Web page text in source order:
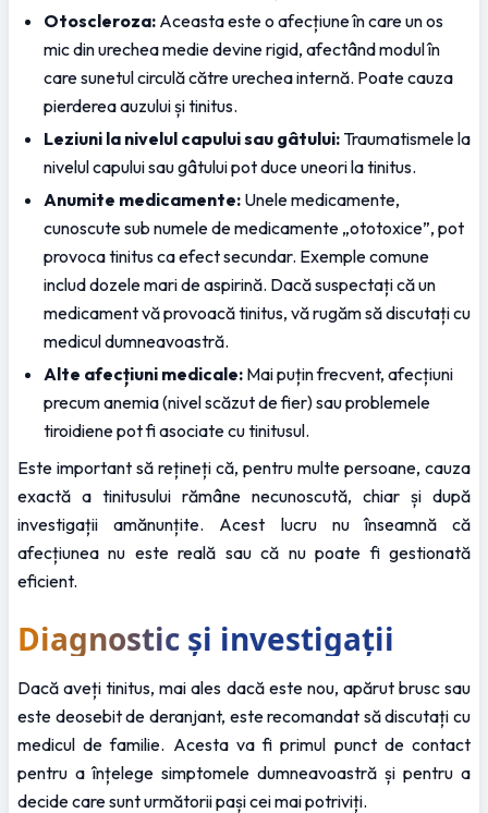
Otoscleroza: Aceasta este o afecțiune în care un os
mic din urechea medie devine rigid, afectând modul în
care sunetul circulă către urechea internă. Poate cauza
pierderea auzului și tinitus.
Leziuni la nivelul capului sau gâtului: Traumatismele la
nivelul capului sau gâtului pot duce uneori la tinitus.
Anumite medicamente: Unele medicamente,
cunoscute sub numele de medicamente „ototoxice”, pot
provoca tinitus ca efect secundar. Exemple comune
includ dozele mari de aspirină. Dacă suspectați că un
medicament vă provoacă tinitus, vă rugăm să discutați cu
medicul dumneavoastră.
Alte afecțiuni medicale: Mai puțin frecvent, afecțiuni
precum anemia (nivel scăzut de fier) sau problemele
tiroidiene pot fi asociate cu tinitusul.
Este important să rețineți că, pentru multe persoane, cauza
exactă a tinitusului rămâne necunoscută, chiar și după
investigații amănunțite. Acest lucru nu înseamnă că
afecțiunea nu este reală sau că nu poate fi gestionată
eficient.
Diagnostic și investigații
Dacă aveți tinitus, mai ales dacă este nou, apărut brusc sau
este deosebit de deranjant, este recomandat să discutați cu
medicul de familie. Acesta va fi primul punct de contact
pentru a înțelege simptomele dumneavoastră și pentru a
decide care sunt următorii pași cei mai potriviți.